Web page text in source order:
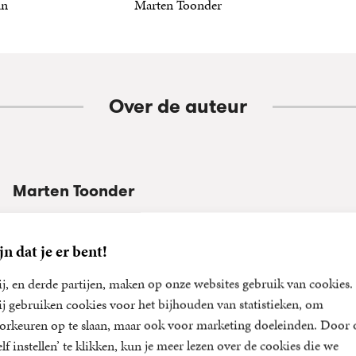
dat je er bent!
en derde partijen, maken op onze websites gebruik van cookies.
gebruiken cookies voor het bijhouden van statistieken, om
op te slaan, maar ook voor marketing doeleinden. Door
instellen’ te klikken, kun je meer lezen over de cookies die we
Marten Toonder
Over de auteur
Marten Toonder
zijn zesde jaar, toen zijn vader, gezagvoerder ter koopvaardij,
kranten meebracht. Na het behalen van zijn eindexamen in
per boot naar Zuid-Amerika. In Buenos Aires leerde hij het
Dante Quinterno kennen. Deze vroegere medewerker van Walt
schriftelijke tekencursus uit; van hem leerde Toonder de...